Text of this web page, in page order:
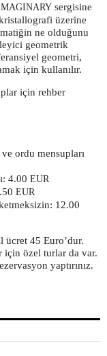
sergisine
üzerine
ne olduğunu
geometrik
geometri,
için kullanılır.
için rehber
ordu mensupları
4.00 EUR
EUR
12.00
45 Euro’dur.
için özel turlar da var.
yaptırınız.